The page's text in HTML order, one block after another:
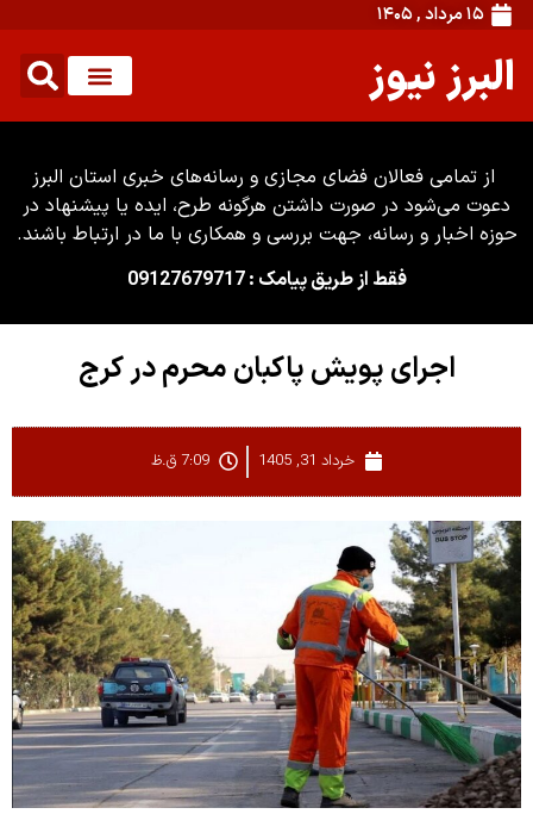
۱۵ مرداد , ۱۴۰۵
البرز نیوز
از تمامی فعالان فضای مجازی و رسانه‌های خبری استان البرز
دعوت می‌شود در صورت داشتن هرگونه طرح، ایده یا پیشنهاد در
حوزه اخبار و رسانه، جهت بررسی و همکاری با ما در ارتباط باشند.
فقط از طریق پیامک : 09127679717
اجرای پویش پاکبان محرم در کرج
خرداد 31, 1405 7:09 ق.ظ